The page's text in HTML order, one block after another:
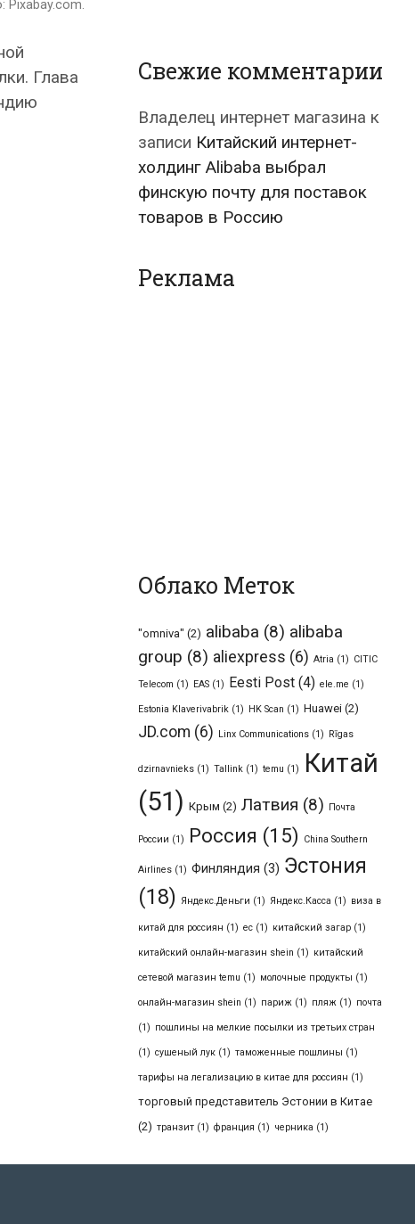
Pixabay.com.
Глава
Свежие комментарии
Владелец интернет магазина к
записи Китайский интернет-
холдинг Alibaba выбрал
финскую почту для поставок
товаров в Россию
Реклама
Облако Меток
"omniva" (2) alibaba (8) alibaba
group (8) aliexpress (6) Atria (1) CITIC
Telecom (1) EAS (1) Eesti Post (4) ele.me (1)
Estonia Klaverivabrik (1) HK Scan (1) Huawei (2)
JD.com (6) Linx Communications (1) Rīgas
dzirnavnieks (1) Tallink (1) temu (1)
Китай
(51) Крым (2) Латвия (8) Почта
России (1) Россия (15) Сhina Southern
Airlines (1) Финляндия (3) Эстония
(18)
Яндекс.Деньги (1) Яндекс.Касса (1) виза в
китай для россиян (1) ес (1) китайский загар (1)
китайский онлайн-магазин shein (1) китайский
сетевой магазин temu (1) молочные продукты (1)
онлайн-магазин shein (1) париж (1) пляж (1) почта
(1) пошлины на мелкие посылки из третьих стран
(1) сушеный лук (1) таможенные пошлины (1)
тарифы на легализацию в китае для россиян (1)
торговый представитель Эстонии в Китае
(2) транзит (1) франция (1) черника (1)